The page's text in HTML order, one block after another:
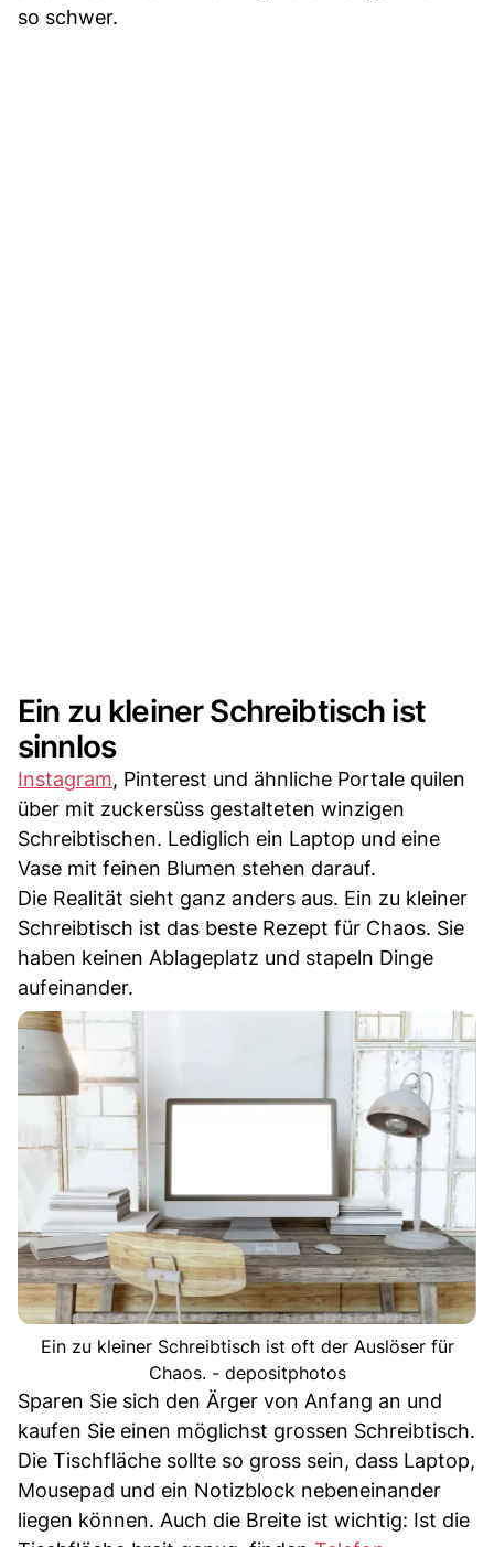
so schwer.
Ein zu kleiner Schreibtisch ist
sinnlos
Instagram, Pinterest und ähnliche Portale quilen
über mit zuckersüss gestalteten winzigen
Schreibtischen. Lediglich ein Laptop und eine
Vase mit feinen Blumen stehen darauf.
Die Realität sieht ganz anders aus. Ein zu kleiner
Schreibtisch ist das beste Rezept für Chaos. Sie
haben keinen Ablageplatz und stapeln Dinge
aufeinander.
Ein zu kleiner Schreibtisch ist oft der Auslöser für
Chaos. - depositphotos
Sparen Sie sich den Ärger von Anfang an und
kaufen Sie einen möglichst grossen Schreibtisch.
Die Tischfläche sollte so gross sein, dass Laptop,
Mousepad und ein Notizblock nebeneinander
liegen können. Auch die Breite ist wichtig: Ist die